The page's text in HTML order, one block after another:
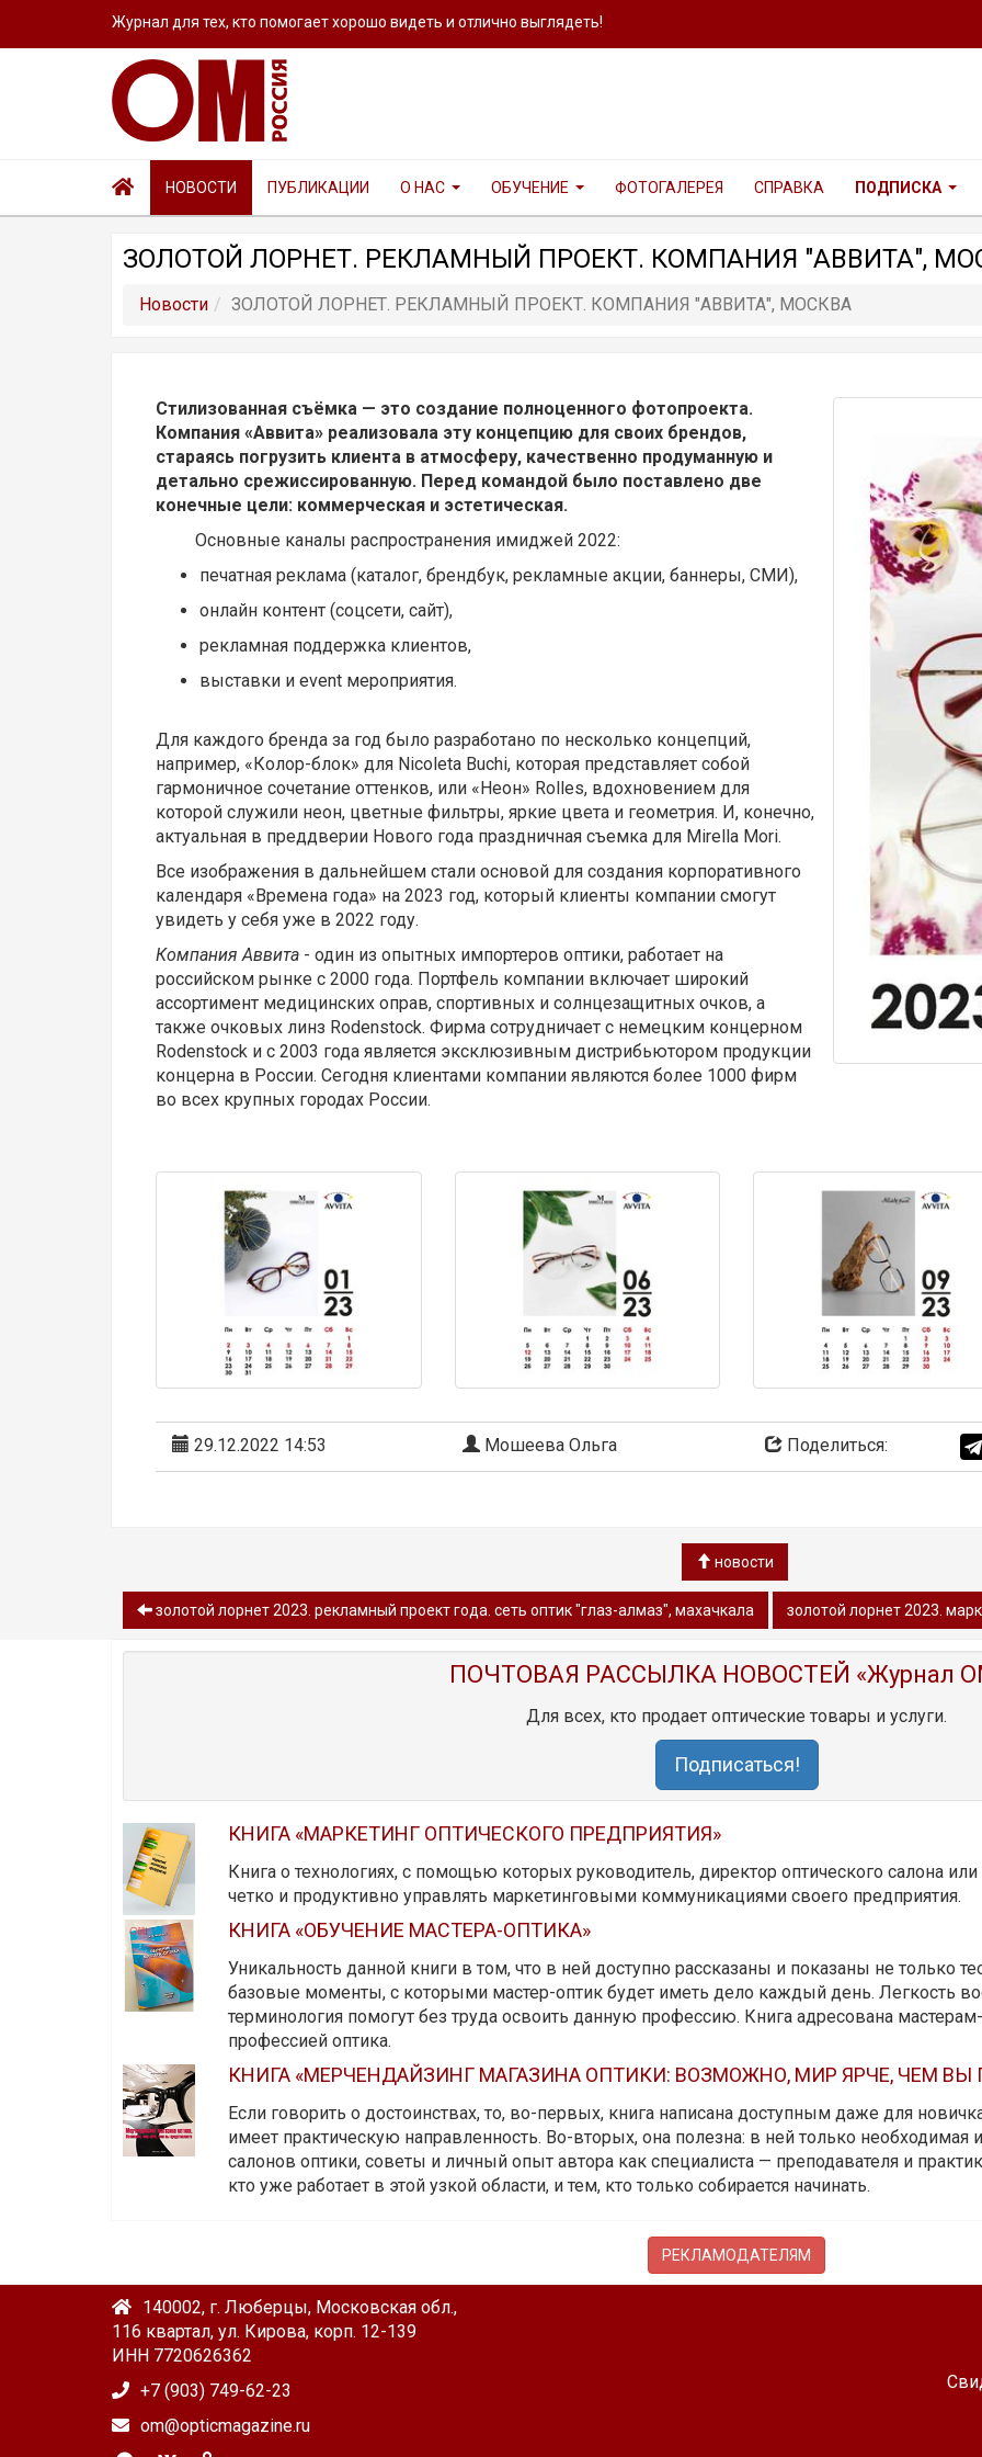
Журнал для тех, кто помогает хорошо видеть и отлично выглядеть!
НОВОСТИ ПУБЛИКАЦИИ О НАС ОБУЧЕНИЕ ФОТОГАЛЕРЕЯ СПРАВКА ПОДПИСКА
ЗОЛОТОЙ ЛОРНЕТ. РЕКЛАМНЫЙ ПРОЕКТ. КОМПАНИЯ "АВВИТА",
Новости ЗОЛОТОЙ ЛОРНЕТ. РЕКЛАМНЫЙ ПРОЕКТ. КОМПАНИЯ "АВВИТА", МОСКВА
Стилизованная съёмка — это создание полноценного фотопроекта.
Компания «Аввита» реализовала эту концепцию для своих брендов,
стараясь погрузить клиента в атмосферу, качественно продуманную и
детально срежиссированную. Перед командой было поставлено две
конечные цели: коммерческая и эстетическая.
Основные каналы распространения имиджей 2022:
печатная реклама (каталог, брендбук, рекламные акции, баннеры, СМИ),
онлайн контент (соцсети, сайт),
рекламная поддержка клиентов,
выставки и event мероприятия.
Для каждого бренда за год было разработано по несколько концепций,
например, «Колор-блок» для Nicoleta Buchi, которая представляет собой
гармоничное сочетание оттенков, или «Неон» Rolles, вдохновением для
которой служили неон, цветные фильтры, яркие цвета и геометрия. И, конечно,
актуальная в преддверии Нового года праздничная съемка для Mirella Mori.
Все изображения в дальнейшем стали основой для создания корпоративного
календаря «Времена года» на 2023 год, который клиенты компании смогут
увидеть у себя уже в 2022 году.
Компания Аввита - один из опытных импортеров оптики, работает на
российском рынке с 2000 года. Портфель компании включает широкий
ассортимент медицинских оправ, спортивных и солнцезащитных очков, а
также очковых линз Rodenstock. Фирма сотрудничает с немецким концерном
Rodenstock и с 2003 года является эксклюзивным дистрибьютором продукции
концерна в России. Сегодня клиентами компании являются более 1000 фирм
во всех крупных городах России.
29.12.2022 14:53 Мошеева Ольга Поделиться:
новости
золотой лорнет 2023. рекламный проект года. сеть оптик "глаз-алмаз", махачкала золотой лорнет 2023.
ПОЧТОВАЯ РАССЫЛКА НОВОСТЕЙ «Журнал
Для всех, кто продает оптические товары и услуги.
Подписаться!
КНИГА «МАРКЕТИНГ ОПТИЧЕСКОГО ПРЕДПРИЯТИЯ»
Книга о технологиях, с помощью которых руководитель, директор оптического салона
четко и продуктивно управлять маркетинговыми коммуникациями своего предприятия.
КНИГА «ОБУЧЕНИЕ МАСТЕРА-ОПТИКА»
Уникальность данной книги в том, что в ней доступно рассказаны и показаны не только
базовые моменты, с которыми мастер-оптик будет иметь дело каждый день. Легкость
терминология помогут без труда освоить данную профессию. Книга адресована
профессией оптика.
КНИГА «МЕРЧЕНДАЙЗИНГ МАГАЗИНА ОПТИКИ: ВОЗМОЖНО, МИР ЯРЧЕ, ЧЕМ ВЫ
Если говорить о достоинствах, то, во-первых, книга написана доступным даже для
имеет практическую направленность. Во-вторых, она полезна: в ней только необходимая
салонов оптики, советы и личный опыт автора как специалиста — преподавателя и
кто уже работает в этой узкой области, и тем, кто только собирается начинать.
РЕКЛАМОДАТЕЛЯМ
140002, г. Люберцы, Московская обл.,
116 квартал, ул. Кирова, корп. 12-139
ИНН 7720626362
+7 (903) 749-62-23
om@opticmagazine.ru